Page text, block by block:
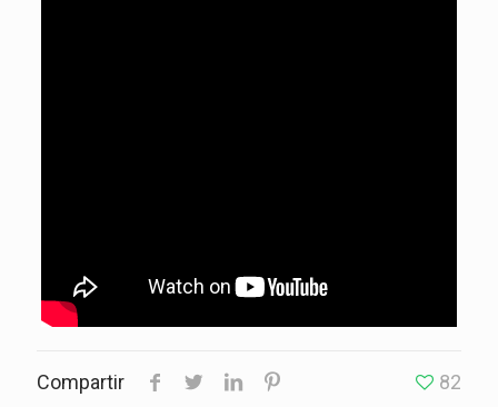
Compartir 82